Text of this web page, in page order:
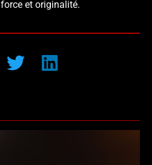
force et originalité.